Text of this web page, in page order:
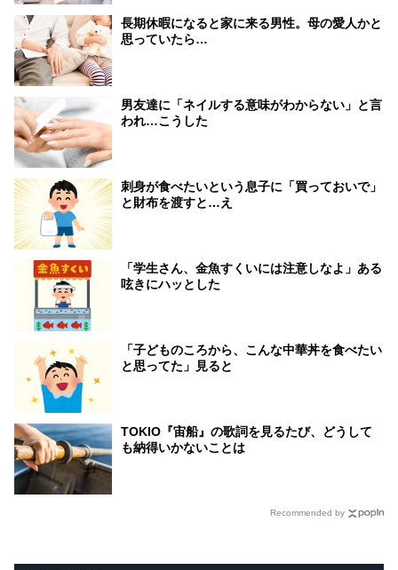
長期休暇になると家に来る男性。母の愛人かと
思っていたら…
男友達に「ネイルする意味がわからない」と言
われ…こうした
刺身が食べたいという息子に「買っておいで」
と財布を渡すと…え
「学生さん、金魚すくいには注意しなよ」ある
呟きにハッとした
「子どものころから、こんな中華丼を食べたい
と思ってた」見ると
TOKIO『宙船』の歌詞を見るたび、どうして
も納得いかないことは
Recommended by